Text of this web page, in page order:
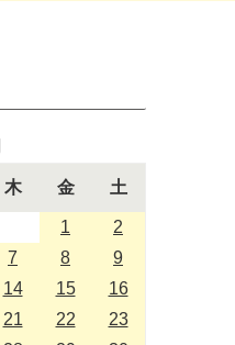
木 金 土
1
2
7 8
9
14 15
16
21 22
23